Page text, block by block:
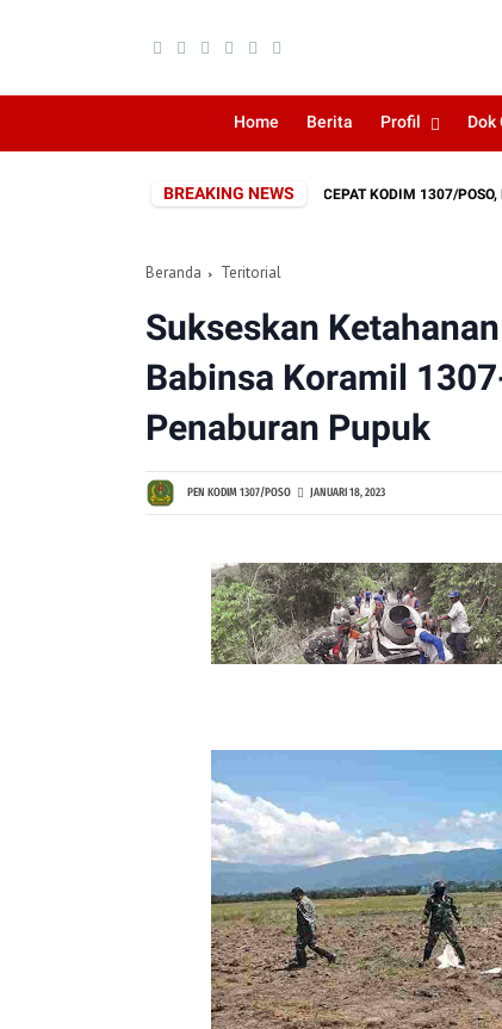
Home Berita Profil Dok
BREAKING NEWS
RESPONS CEPAT KODIM 1307/POSO,
Beranda Teritorial
Sukseskan
Babinsa Koramil
Penaburan Pupuk
PEN KODIM 1307/POSO JANUARI 18, 2023